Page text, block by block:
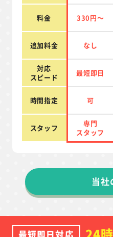
料金 330円～
追加料金 なし
対応
スピード
最短即日
時間指定 可
スタッフ
専門
スタッフ
当社
最短即日対応